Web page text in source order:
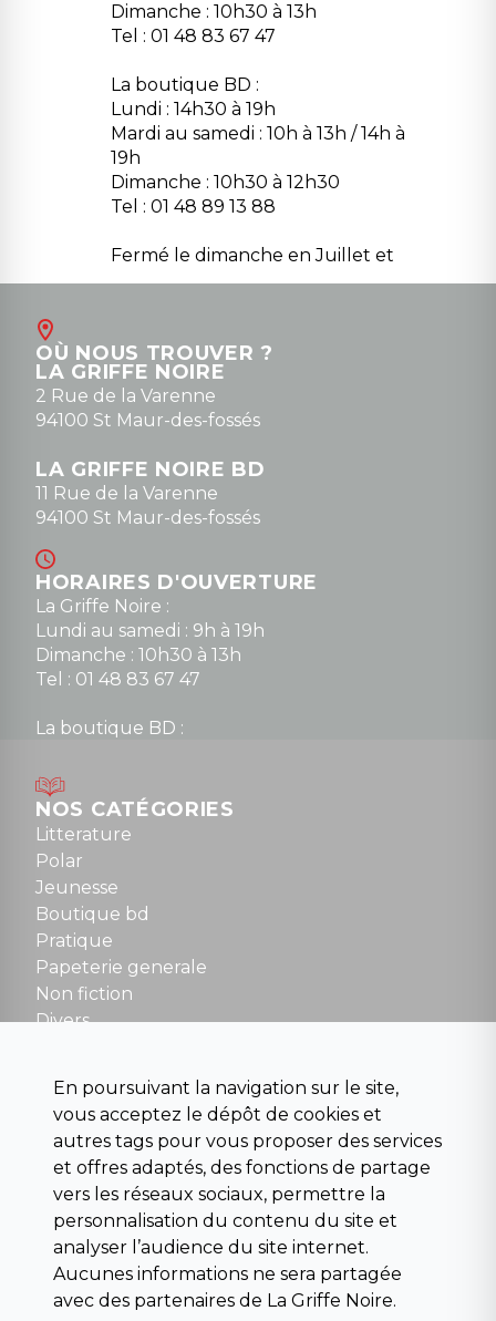
Dimanche : 10h30 à 13h
Tel : 01 48 83 67 47
La boutique BD :
Lundi : 14h30 à 19h
Mardi au samedi : 10h à 13h / 14h à
19h
Dimanche : 10h30 à 12h30
Tel : 01 48 89 13 88
Fermé le dimanche en Juillet et
Août
contact@la-griffe-noire.com
0148836747
OÙ NOUS TROUVER ?
LA GRIFFE NOIRE
2 Rue de la Varenne
94100 St Maur-des-fossés
LA GRIFFE NOIRE BD
11 Rue de la Varenne
94100 St Maur-des-fossés
HORAIRES D'OUVERTURE
La Griffe Noire :
Lundi au samedi : 9h à 19h
Dimanche : 10h30 à 13h
Tel : 01 48 83 67 47
La boutique BD :
Mardi au samedi : 10h à 13h / 14h à 19h
Dimanche : 10h30 à 12h30
Tel : 01 48 89 13 88
Fermé le dimanche en Juillet et Août
NOUS CONTACTER
contact@la-griffe-noire.com
NOS CATÉGORIES
Litterature
Polar
Jeunesse
Boutique bd
Pratique
Papeterie generale
Non fiction
Divers
Para scolaire
Histoire
Pochoteque
Pleiade
INFORMATIONS
Droit de rétractation
En poursuivant la navigation sur le site,
vous acceptez le dépôt de cookies et
autres tags pour vous proposer des services
et offres adaptés, des fonctions de partage
vers les réseaux sociaux, permettre la
personnalisation du contenu du site et
analyser l’audience du site internet.
Aucunes informations ne sera partagée
avec des partenaires de La Griffe Noire.